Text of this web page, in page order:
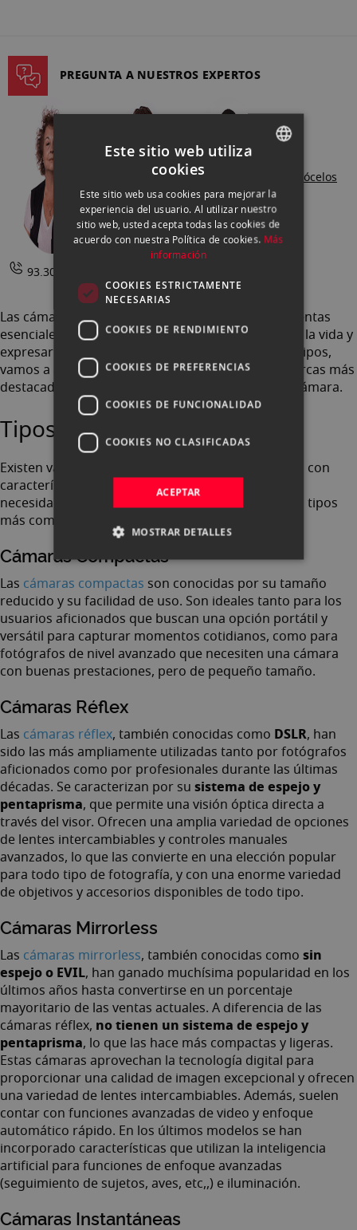
PREGUNTA A NUESTROS EXPERTOS
Conócelos
93.302.73.63 |
Las cámaras de fotos son aún hoy en día herramientas
esenciales para capturar momentos especiales de la vida y
expresar nuestra creatividad. Las hay de muchos tipos,
vamos a analizarlos uno por uno, así como las marcas más
destacadas y consejos a la hora de comprar una cámara.
Tipos de cámaras de fotos
Existen varios tipos de cámaras de fotos, cada una con
características únicas que se adaptan a diferentes
necesidades y estilos de fotografía. Algunos de los tipos
más comunes son:
Cámaras Compactas
Las cámaras compactas son conocidas por su tamaño
reducido y su facilidad de uso. Son ideales tanto para los
usuarios aficionados que buscan una opción portátil y
versátil para capturar momentos cotidianos, como para
fotógrafos de nivel avanzado que necesiten una cámara
con buenas prestaciones, pero de pequeño tamaño.
Cámaras Réflex
Las cámaras réflex, también conocidas como DSLR, han
sido las más ampliamente utilizadas tanto por fotógrafos
aficionados como por profesionales durante las últimas
décadas. Se caracterizan por su sistema de espejo y
pentaprisma, que permite una visión óptica directa a
través del visor. Ofrecen una amplia variedad de opciones
de lentes intercambiables y controles manuales
avanzados, lo que las convierte en una elección popular
para todo tipo de fotografía, y con una enorme variedad
de objetivos y accesorios disponibles de todo tipo.
Cámaras Mirrorless
Las cámaras mirrorless, también conocidas como sin
espejo o EVIL, han ganado muchísima popularidad en los
últimos años hasta convertirse en un porcentaje
mayoritario de las ventas actuales. A diferencia de las
cámaras réflex, no tienen un sistema de espejo y
pentaprisma, lo que las hace más compactas y ligeras.
Estas cámaras aprovechan la tecnología digital para
proporcionar una calidad de imagen excepcional y ofrecen
una variedad de lentes intercambiables. Además, suelen
contar con funciones avanzadas de video y enfoque
automático rápido. En los últimos modelos se han
incorporado características que utilizan la inteligencia
artificial para funciones de enfoque avanzadas
(seguimiento de sujetos, aves, etc,,) e iluminación.
Cámaras Instantáneas
ENGLISH
CATALAN
Este sitio web utiliza
cookies
Este sitio web usa cookies para mejorar la
experiencia del usuario. Al utilizar nuestro
sitio web, usted acepta todas las cookies de
acuerdo con nuestra Política de cookies. Más
información
COOKIES ESTRICTAMENTE
NECESARIAS
COOKIES DE RENDIMIENTO
COOKIES DE PREFERENCIAS
COOKIES DE FUNCIONALIDAD
COOKIES NO CLASIFICADAS
ACEPTAR
MOSTRAR DETALLES